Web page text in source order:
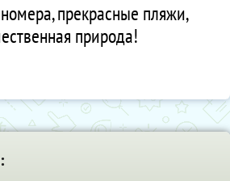
прекрасные пляжи,
природа!